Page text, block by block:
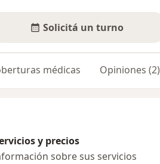
Solicitá un turno
médicas Opiniones (2)
y precios
sobre sus servicios